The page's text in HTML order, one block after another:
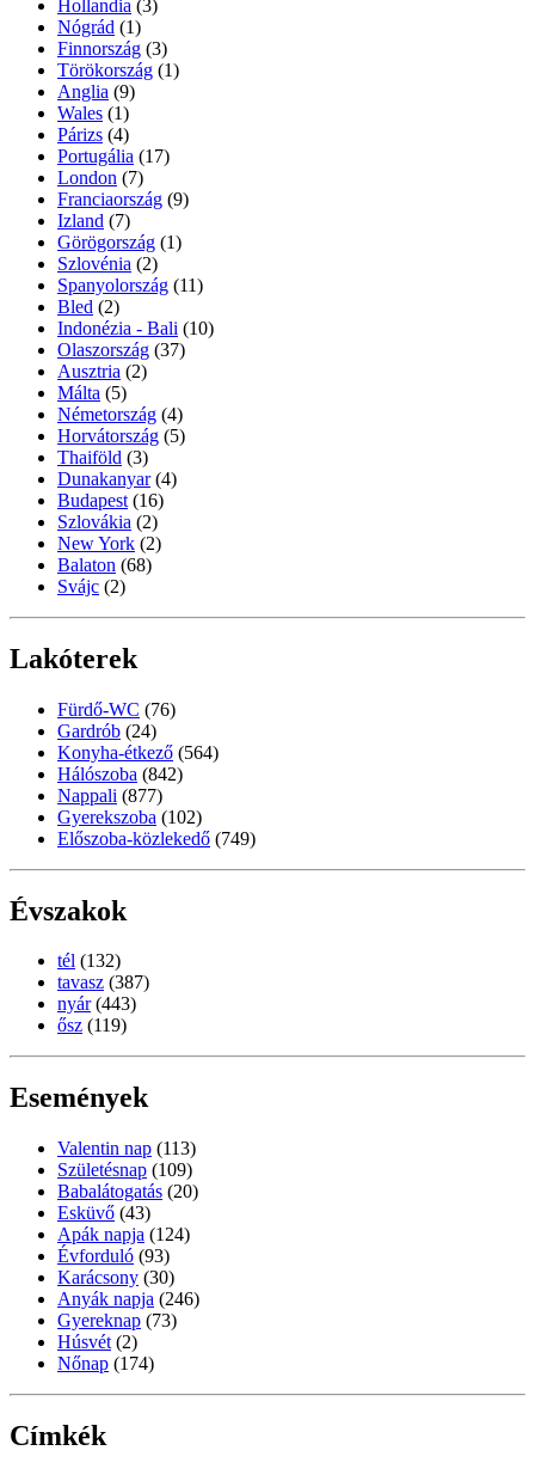
Hollandia (3)
Nógrád (1)
Finnország (3)
Törökország (1)
Anglia (9)
Wales (1)
Párizs (4)
Portugália (17)
London (7)
Franciaország (9)
Izland (7)
Görögország (1)
Szlovénia (2)
Spanyolország (11)
Bled (2)
Indonézia - Bali (10)
Olaszország (37)
Ausztria (2)
Málta (5)
Németország (4)
Horvátország (5)
Thaiföld (3)
Dunakanyar (4)
Budapest (16)
Szlovákia (2)
New York (2)
Balaton (68)
Svájc (2)
Lakóterek
Fürdő-WC (76)
Gardrób (24)
Konyha-étkező (564)
Hálószoba (842)
Nappali (877)
Gyerekszoba (102)
Előszoba-közlekedő (749)
Évszakok
tél (132)
tavasz (387)
nyár (443)
ősz (119)
Események
Valentin nap (113)
Születésnap (109)
Babalátogatás (20)
Esküvő (43)
Apák napja (124)
Évforduló (93)
Karácsony (30)
Anyák napja (246)
Gyereknap (73)
Húsvét (2)
Nőnap (174)
Címkék